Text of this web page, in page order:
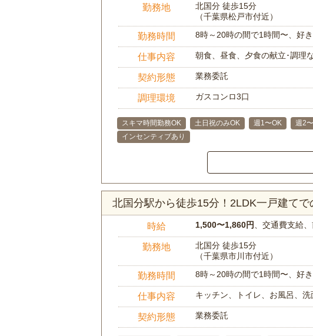
勤務地
北国分 徒歩15分
（千葉県松戸市付近）
勤務時間 8時～20時の間で1時間〜、好
仕事内容 朝食、昼食、夕食の献立･調理
契約形態 業務委託
調理環境 ガスコンロ3口
スキマ時間勤務OK 土日祝のみOK 週1〜OK 週2
インセンティブあり
北国分駅から徒歩15分！2LDK一戸建てで
時給 1,500〜1,860円 、交通費支給
勤務地
北国分 徒歩15分
（千葉県市川市付近）
勤務時間 8時～20時の間で1時間〜、好
仕事内容 キッチン、トイレ、お風呂、
契約形態 業務委託